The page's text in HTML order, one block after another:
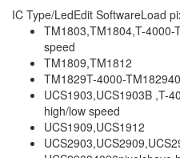
IC Type/LedEdit SoftwareLoad
TM1803,TM1804,T-4000-
speed
TM1809,TM1812
TM1829T-4000-
UCS1903,UCS1903B ,T-
high/low speed
UCS1909,UCS1912